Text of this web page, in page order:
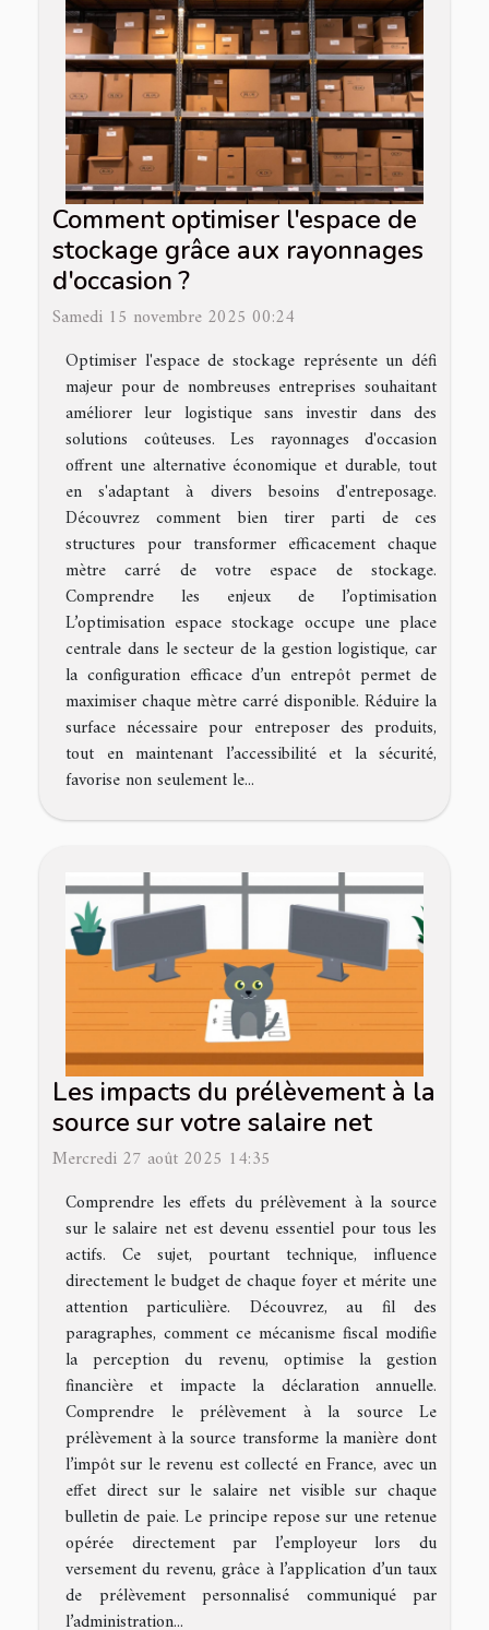
Comment optimiser l'espace de
stockage grâce aux rayonnages
d'occasion ?
Samedi 15 novembre 2025 00:24
Optimiser l'espace de stockage représente un défi
majeur pour de nombreuses entreprises souhaitant
améliorer leur logistique sans investir dans des
solutions coûteuses. Les rayonnages d'occasion
offrent une alternative économique et durable, tout
en s'adaptant à divers besoins d'entreposage.
Découvrez comment bien tirer parti de ces
structures pour transformer efficacement chaque
mètre carré de votre espace de stockage.
Comprendre les enjeux de l’optimisation
L’optimisation espace stockage occupe une place
centrale dans le secteur de la gestion logistique, car
la configuration efficace d’un entrepôt permet de
maximiser chaque mètre carré disponible. Réduire la
surface nécessaire pour entreposer des produits,
tout en maintenant l’accessibilité et la sécurité,
favorise non seulement le...
Les impacts du prélèvement à la
source sur votre salaire net
Mercredi 27 août 2025 14:35
Comprendre les effets du prélèvement à la source
sur le salaire net est devenu essentiel pour tous les
actifs. Ce sujet, pourtant technique, influence
directement le budget de chaque foyer et mérite une
attention particulière. Découvrez, au fil des
paragraphes, comment ce mécanisme fiscal modifie
la perception du revenu, optimise la gestion
financière et impacte la déclaration annuelle.
Comprendre le prélèvement à la source Le
prélèvement à la source transforme la manière dont
l’impôt sur le revenu est collecté en France, avec un
effet direct sur le salaire net visible sur chaque
bulletin de paie. Le principe repose sur une retenue
opérée directement par l’employeur lors du
versement du revenu, grâce à l’application d’un taux
de prélèvement personnalisé communiqué par
l’administration...